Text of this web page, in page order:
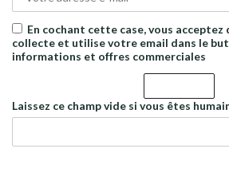
En cochant cette case, vous acceptez
collecte et utilise votre email dans le
informations et offres commerciales
Laissez ce champ vide si vous êtes